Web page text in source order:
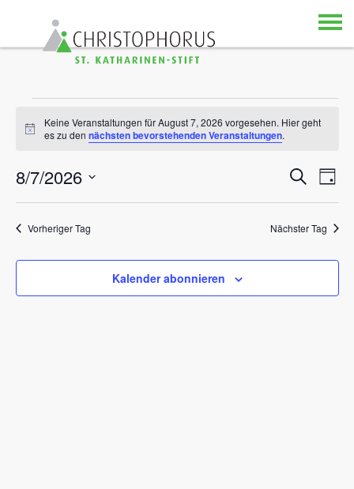
Skip to content
VERANSTALTUNGEN FÜR
Hinweis
Keine Veranstaltungen für August 7, 2026 vorgesehen. Hier geht
es zu den nächsten bevorstehenden Veranstaltungen.
SucheTag
8/7/2026
Datum
Vorheriger Tag Nächster Tag
Kalender abonnieren